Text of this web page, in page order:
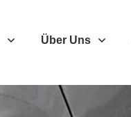
Über Uns